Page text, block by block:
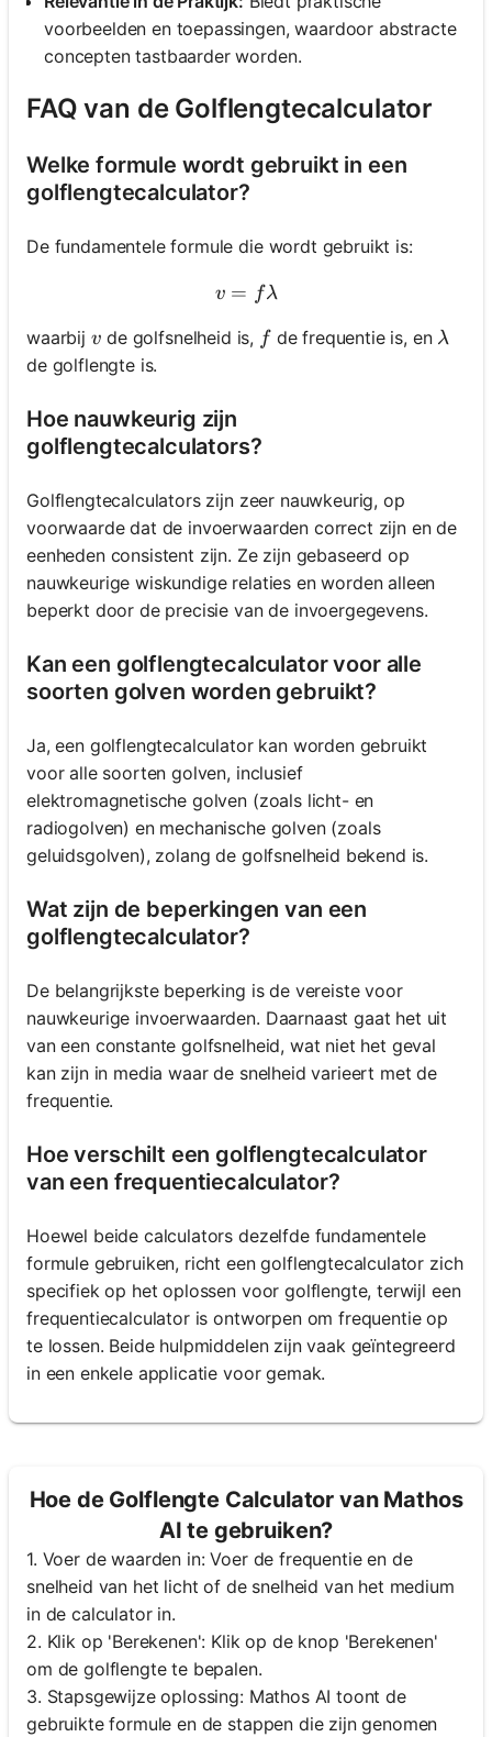
voorbeelden en toepassingen, waardoor abstracte
concepten tastbaarder worden.
FAQ van de Golflengtecalculator
Welke formule wordt gebruikt in een
golflengtecalculator?
De fundamentele formule die wordt gebruikt is:
v = f \lambda
v = fλ
waarbij v
v de golfsnelheid is, ffde frequentie is, en λ
de golflengte is.
Hoe nauwkeurig zijn
golflengtecalculators?
Golflengtecalculators zijn zeer nauwkeurig, op
voorwaarde dat de invoerwaarden correct zijn en de
eenheden consistent zijn. Ze zijn gebaseerd op
nauwkeurige wiskundige relaties en worden alleen
beperkt door de precisie van de invoergegevens.
Kan een golflengtecalculator voor alle
soorten golven worden gebruikt?
Ja, een golflengtecalculator kan worden gebruikt
voor alle soorten golven, inclusief
elektromagnetische golven (zoals licht- en
radiogolven) en mechanische golven (zoals
geluidsgolven), zolang de golfsnelheid bekend is.
Wat zijn de beperkingen van een
golflengtecalculator?
De belangrijkste beperking is de vereiste voor
nauwkeurige invoerwaarden. Daarnaast gaat het uit
van een constante golfsnelheid, wat niet het geval
kan zijn in media waar de snelheid varieert met de
frequentie.
Hoe verschilt een golflengtecalculator
van een frequentiecalculator?
Hoewel beide calculators dezelfde fundamentele
formule gebruiken, richt een golflengtecalculator zich
specifiek op het oplossen voor golflengte, terwijl een
frequentiecalculator is ontworpen om frequentie op
te lossen. Beide hulpmiddelen zijn vaak geïntegreerd
in een enkele applicatie voor gemak.
Hoe de Golflengte Calculator van Mathos
AI te gebruiken?
1. Voer de waarden in: Voer de frequentie en de
snelheid van het licht of de snelheid van het medium
in de calculator in.
2. Klik op 'Berekenen': Klik op de knop 'Berekenen'
om de golflengte te bepalen.
3. Stapsgewijze oplossing: Mathos AI toont de
gebruikte formule en de stappen die zijn genomen